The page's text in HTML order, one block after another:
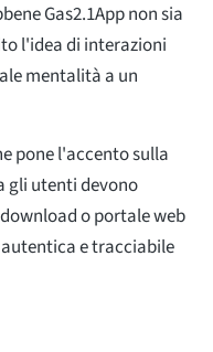
Gas2.1App non sia
l'idea di interazioni
mentalità a un
pone l'accento sulla
gli utenti devono
o portale web
e tracciabile